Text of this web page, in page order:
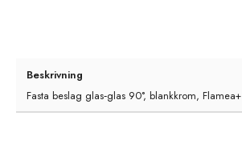
Beskrivning
Fasta beslag glas‑glas 90°, blankkrom, Flamea+